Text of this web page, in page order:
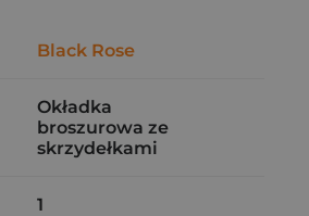
Black Rose
Okładka
broszurowa ze
skrzydełkami
1